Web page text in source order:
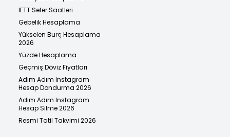
İETT Sefer Saatleri
Gebelik Hesaplama
Yükselen Burç Hesaplama
2026
Yüzde Hesaplama
Geçmiş Döviz Fiyatları
Adım Adım Instagram
Hesap Dondurma 2026
Adım Adım Instagram
Hesap Silme 2026
Resmi Tatil Takvimi 2026